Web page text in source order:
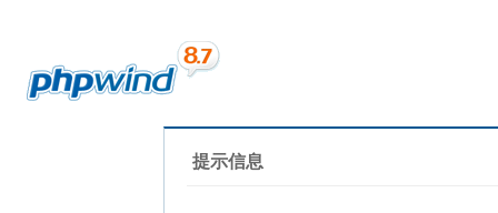
提示信息